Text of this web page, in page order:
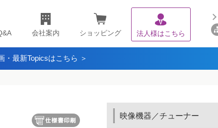
会社案内 ショッピング 法人様はこちら
・最新Topicsはこちら ＞
映像機器／チューナー